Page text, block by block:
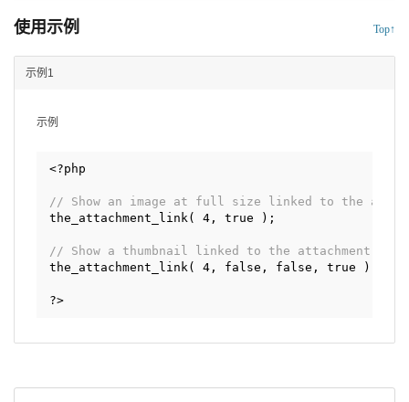
使用示例 Top↑
示例1
示例
<?php
// Show an image at full size linked to the
the_attachment_link( 4, true );
// Show a thumbnail linked to the attachment page
the_attachment_link( 4, false, false, true );
?>